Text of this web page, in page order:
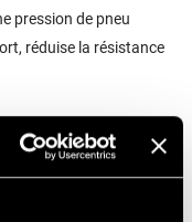
pression de pneu
réduise la résistance
2.0 a été repensé pour
des données de
encore plus votre
DU